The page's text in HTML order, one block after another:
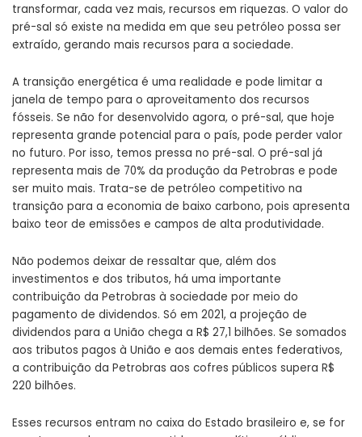
transformar, cada vez mais, recursos em riquezas. O valor do
pré-sal só existe na medida em que seu petróleo possa ser
extraído, gerando mais recursos para a sociedade.
A transição energética é uma realidade e pode limitar a
janela de tempo para o aproveitamento dos recursos
fósseis. Se não for desenvolvido agora, o pré-sal, que hoje
representa grande potencial para o país, pode perder valor
no futuro. Por isso, temos pressa no pré-sal. O pré-sal já
representa mais de 70% da produção da Petrobras e pode
ser muito mais. Trata-se de petróleo competitivo na
transição para a economia de baixo carbono, pois apresenta
baixo teor de emissões e campos de alta produtividade.
Não podemos deixar de ressaltar que, além dos
investimentos e dos tributos, há uma importante
contribuição da Petrobras à sociedade por meio do
pagamento de dividendos. Só em 2021, a projeção de
dividendos para a União chega a R$ 27,1 bilhões. Se somados
aos tributos pagos à União e aos demais entes federativos,
a contribuição da Petrobras aos cofres públicos supera R$
220 bilhões.
Esses recursos entram no caixa do Estado brasileiro e, se for